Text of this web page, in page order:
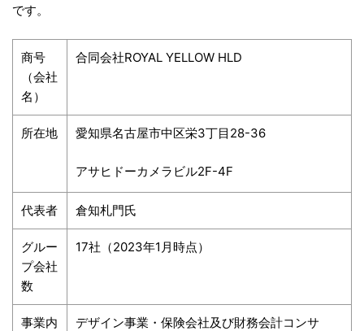
です。
商号
（会社
名）
合同会社ROYAL YELLOW HLD
所在地 愛知県名古屋市中区栄3丁目28-36
アサヒドーカメラビル2F-4F
代表者 倉知札門氏
グルー
プ会社
数
17社（2023年1月時点）
事業内
デザイン事業・保険会社及び財務会計コンサ